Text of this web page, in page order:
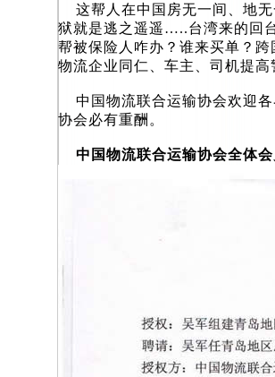
这帮人在中国房无一间、地
狱就是逃之遥遥…..台湾来的回
帮被保险人咋办？谁来买单？
物流企业同仁、车主、司机提
中国物流联合运输协会欢迎各
协会必有重酬。
中国物流联合运输协会全体